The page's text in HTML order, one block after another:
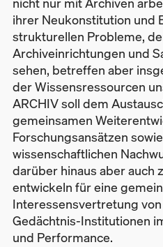
ihrer Neukonstitution und
strukturellen Probleme,
Archiveinrichtungen und
sehen, betreffen aber
der Wissensressourcen
ARCHIV soll dem
gemeinsamen
Forschungsansätzen
wissenschaftlichen
darüber hinaus aber auch
entwickeln für eine
Interessensvertretung
Gedächtnis-Institutionen
und Performance.